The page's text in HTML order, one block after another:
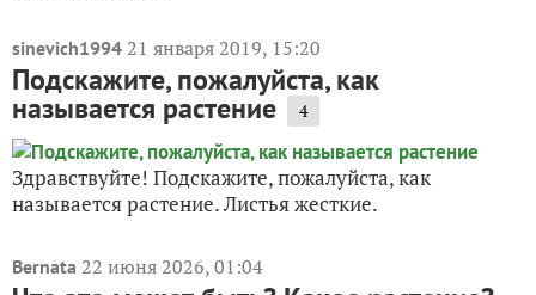
sinevich1994 21 января 2019, 15:20
Подскажите, пожалуйста, как
называется растение 4
Здравствуйте! Подскажите, пожалуйста, как
называется растение. Листья жесткие.
Bernata 22 июня 2026, 01:04